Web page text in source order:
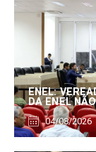
ENEL:
DA ENEL
04/08/2026